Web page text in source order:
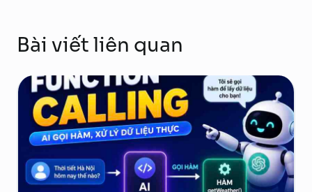
Bài viết liên quan